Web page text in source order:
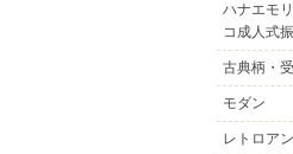
ハナエモ
コ成人式
古典柄・
モダン
レトロア